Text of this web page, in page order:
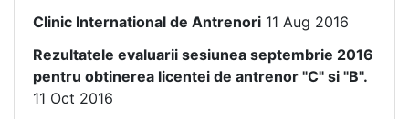
Clinic International de Antrenori 11 Aug 2016
Rezultatele evaluarii sesiunea septembrie 2016
pentru obtinerea licentei de antrenor "C" si "B".
11 Oct 2016